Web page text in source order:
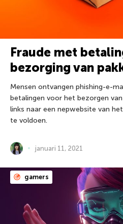
Fraude met
bezorging van
Mensen ontvangen phishing-e-
betalingen voor het bezorgen
links naar een nepwebsite van
te voldoen.
januari 11, 2021
gamers